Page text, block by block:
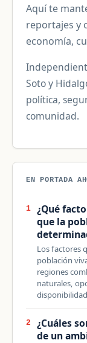
Aquí te
reportajes y
economía,
Soto y
política,
comunidad.
EN PORTADA
1
¿Qué
que la
Los factores
población
regiones
naturales,
2
¿Cuáles
de un